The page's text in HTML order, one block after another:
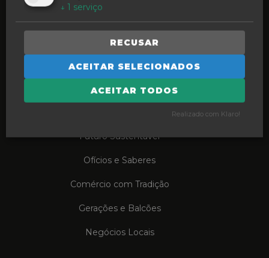
Podcasts e Vlogs
Formação em Ação
COMPRE LOCAL
Futuro Sustentável
Ofícios e Saberes
Comércio com Tradição
Gerações e Balcões
Negócios Locais
↓ 1 serviço
RECUSAR
ACEITAR SELECIONADOS
ACEITAR TODOS
Realizado com Klaro!